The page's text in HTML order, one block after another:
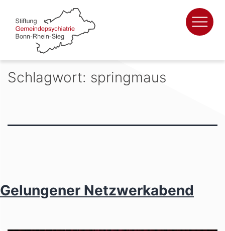
Inhalt
springen
Schlagwort: springmaus
Gelungener Netzwerkabend